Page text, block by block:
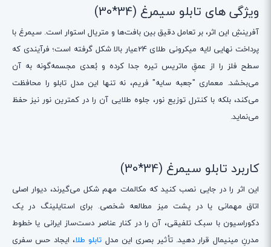
ویژگی های تابلو سیمرغ (34*30)
آفرینشِ این اثر، بر تعامل دقیق بین بافت‌ها و متریال استوار است. سیمرغ با
پرداخت نهایی لایه میکرونی طلای 24عیار بالا شکل گرفته است؛ فرآیندی که
سطح فلز را از عمقِ ماتریس تیره جدا کرده و بُعدی مجسمه‌گونه به آن
می‌بخشد. معماری "جعبه سایه" فریم، نه تنها این مدل تابلو را محافظت
می‌کند، بلکه با کنترل توزیع نور، جلوه طلایی آن را در کمترین نور نیز حفظ
می‌نماید.
کاربرد تابلو سیمرغ (34*30)
این اثر را در جایی نصب کنید که مکالمات مهم شکل می‌گیرند، دیوار اصلی
اتاق مهمانی یا در پشت میز مطالعه شخصی. برای استایلینگ در یک
دکوراسیون با سبک تلفیقی، آن را در کنار عناصر دست‌ساز ایرانی یا خطوط
مدرنِ مینیمال قرار دهید. تأثیر بصری این مدل تابلو طلا، ایجاد حس سفری